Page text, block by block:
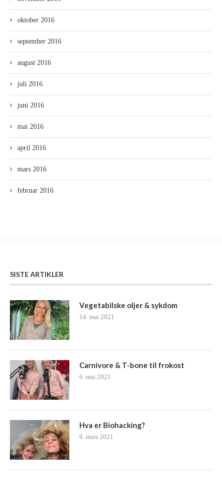
oktober 2016
september 2016
august 2016
juli 2016
juni 2016
mai 2016
april 2016
mars 2016
februar 2016
SISTE ARTIKLER
Vegetabilske oljer & sykdom
14. mai 2021
Carnivore & T-bone til frokost
6. mai 2021
Hva er Biohacking?
6. mars 2021